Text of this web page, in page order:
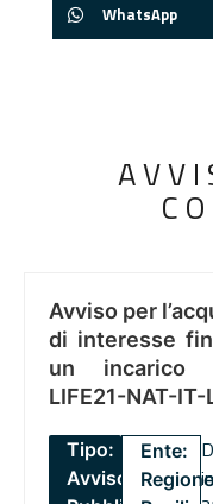
WhatsApp
Avviso per
di interesse
un incarico
LIFE21-NAT-IT-
Tipo:
Avviso
Ente: